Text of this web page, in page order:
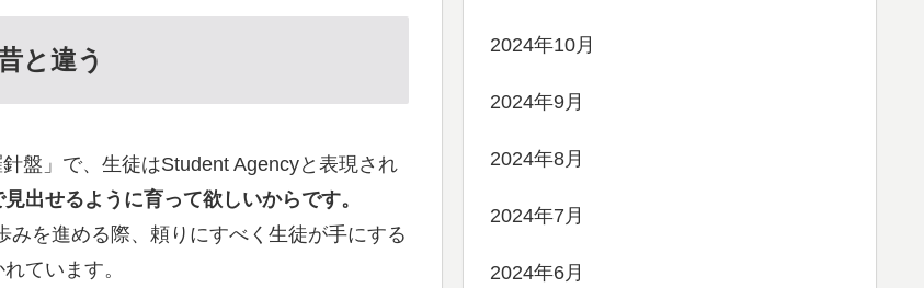
と違う
盤」で、生徒はStudent Agencyと表現され
出せるように育って欲しいからです。
を進める際、頼りにすべく生徒が手にする
ています。
2024年10月
2024年9月
2024年8月
2024年7月
2024年6月